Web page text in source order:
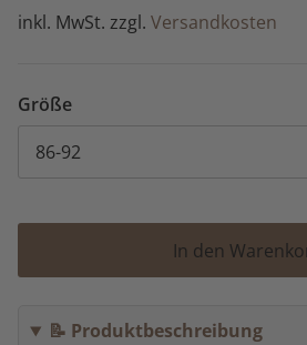
inkl. MwSt. zzgl. Versandkosten
Größe
86-92
In den
📝 Produktbeschreibung